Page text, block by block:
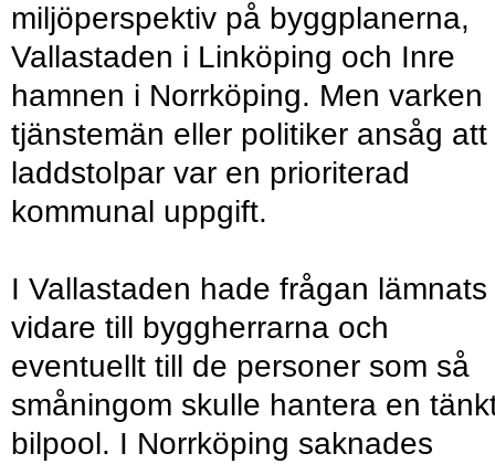
miljöperspektiv på byggplanerna,
Vallastaden i Linköping och Inre
hamnen i Norrköping. Men varken
tjänstemän eller politiker ansåg att
laddstolpar var en prioriterad
kommunal uppgift.
I Vallastaden hade frågan lämnats
vidare till byggherrarna och
eventuellt till de personer som så
småningom skulle hantera en
bilpool. I Norrköping saknades